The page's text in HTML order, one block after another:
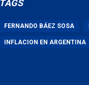
TAGS
FERNANDO BÁEZ SOSA
INFLACION EN ARGENTINA